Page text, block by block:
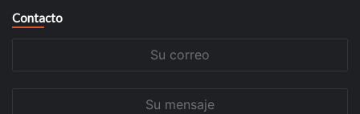
Contacto